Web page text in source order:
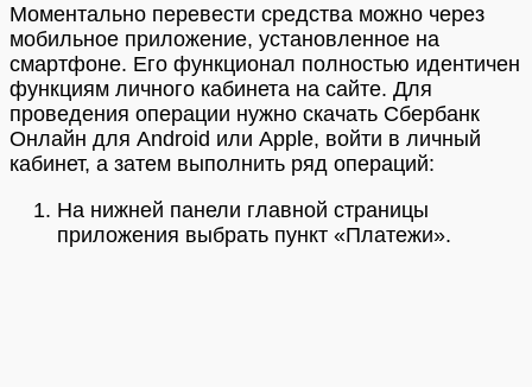
Моментально перевести средства можно через
мобильное приложение, установленное на
смартфоне. Его функционал полностью идентичен
функциям личного кабинета на сайте. Для
проведения операции нужно скачать Сбербанк
Онлайн для Android или Apple, войти в личный
кабинет, а затем выполнить ряд операций:
На нижней панели главной страницы
приложения выбрать пункт «Платежи».